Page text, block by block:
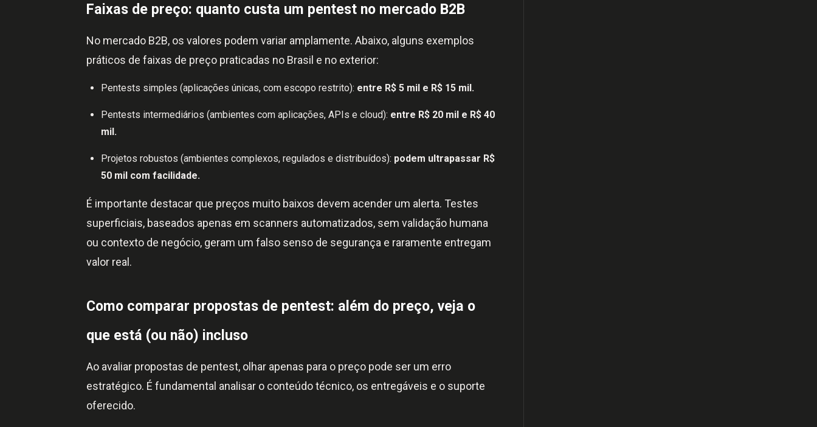
Faixas de preço: quanto custa um pentest no mercado B2B
No mercado B2B, os valores podem variar amplamente. Abaixo, alguns exemplos
práticos de faixas de preço praticadas no Brasil e no exterior:
Pentests simples (aplicações únicas, com escopo restrito): entre R$ 5 mil e R$ 15 mil.
Pentests intermediários (ambientes com aplicações, APIs e cloud): entre R$ 20 mil e R$ 40
mil.
Projetos robustos (ambientes complexos, regulados e distribuídos): podem ultrapassar R$
50 mil com facilidade.
É importante destacar que preços muito baixos devem acender um alerta. Testes
superficiais, baseados apenas em scanners automatizados, sem validação humana
ou contexto de negócio, geram um falso senso de segurança e raramente entregam
valor real.
Como comparar propostas de pentest: além do preço, veja o
que está (ou não) incluso
Ao avaliar propostas de pentest, olhar apenas para o preço pode ser um erro
estratégico. É fundamental analisar o conteúdo técnico, os entregáveis e o suporte
oferecido.